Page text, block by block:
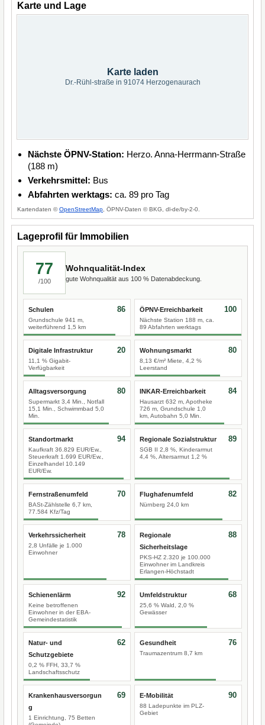
Karte und Lage
Karte laden
Dr.-Rühl-straße in 91074 Herzogenaurach
Nächste ÖPNV-Station: Herzo. Anna-Herrmann-Straße
(188 m)
Verkehrsmittel: Bus
Abfahrten werktags: ca. 89 pro Tag
Kartendaten ©OpenStreetMap , ÖPNV-Daten © BKG, dl-de/by-2-0.
Lageprofil für Immobilien
77
/100
Wohnqualität-Index
gute Wohnqualität aus 100 % Datenabdeckung.
Schulen
Grundschule 941 m,
weiterführend 1,5 km
86 ÖPNV-Erreichbarkeit
Nächste Station 188 m, ca.
89 Abfahrten werktags
100
Digitale Infrastruktur
11,1 % Gigabit-
Verfügbarkeit
20 Wohnungsmarkt
8,13 €/m² Miete, 4,2 %
Leerstand
80
Alltagsversorgung
Supermarkt 3,4 Min., Notfall
15,1 Min., Schwimmbad 5,0
Min.
80 INKAR-Erreichbarkeit
Hausarzt 632 m, Apotheke
726 m, Grundschule 1,0
km, Autobahn 5,0 Min.
84
Standortmarkt
Kaufkraft 36.829 EUR/Ew.,
Steuerkraft 1.699 EUR/Ew.,
Einzelhandel 10.149
EUR/Ew.
94 Regionale Sozialstruktur
SGB II 2,8 %, Kinderarmut
4,4 %, Altersarmut 1,2 %
89
Fernstraßenumfeld
BASt-Zählstelle 6,7 km,
77.584 Kfz/Tag
70 Flughafenumfeld
Nürnberg 24,0 km
82
Verkehrssicherheit
2,8 Unfälle je 1.000
Einwohner
78
Regionale
Sicherheitslage
PKS-HZ 2.320 je 100.000
Einwohner im Landkreis
Erlangen-Höchstadt
88
Schienenlärm
Keine betroffenen
Einwohner in der EBA-
Gemeindestatistik
92 Umfeldstruktur
25,6 % Wald, 2,0 %
Gewässer
68
Natur- und
Schutzgebiete
0,2 % FFH, 33,7 %
Landschaftsschutz
62 Gesundheit
Traumazentrum 8,7 km
76
Krankenhausversorgun
g
1 Einrichtung, 75 Betten
69 E-Mobilität
88 Ladepunkte im PLZ-
Gebiet
90